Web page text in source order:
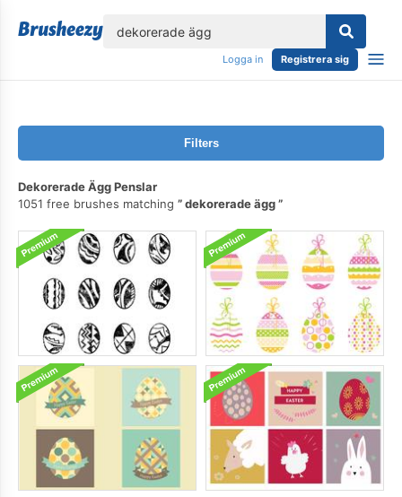
Logga in Registrera sig
Filters
Dekorerade Ägg Penslar
1051 free brushes matching
dekorerade ägg